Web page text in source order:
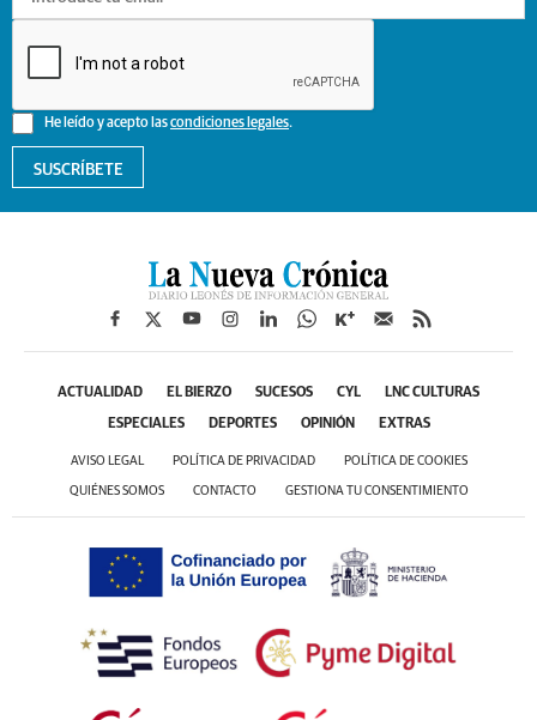
He leído y acepto lascondiciones legales.
SUSCRÍBETE
ACTUALIDAD EL BIERZO SUCESOS CYL LNC CULTURAS
ESPECIALES DEPORTES OPINIÓN EXTRAS
AVISO LEGAL POLÍTICA DE PRIVACIDAD POLÍTICA DE COOKIES
QUIÉNES SOMOS CONTACTO GESTIONA TU CONSENTIMIENTO